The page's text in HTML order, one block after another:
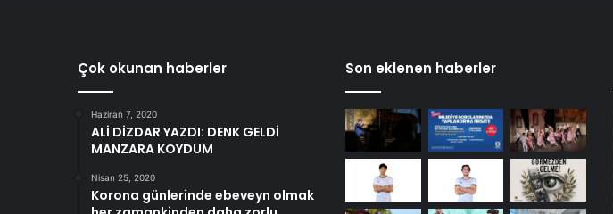
Çok okunan haberler
Haziran 7, 2020
ALİ DİZDAR YAZDI: DENK GELDİ
MANZARA KOYDUM
Nisan 25, 2020
Korona günlerinde ebeveyn olmak
Son eklenen haberler